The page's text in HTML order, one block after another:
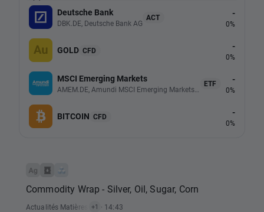
Deutsche Bank
DBK.DE, Deutsche Bank AG
ACT -
0%
GOLD CFD -
0%
MSCI Emerging Markets ETF -
0%
BITCOIN CFD -
0%
Commodity Wrap - Silver, Oil, Sugar, Corn
Actualités Matières Premières
+1 · 14:43